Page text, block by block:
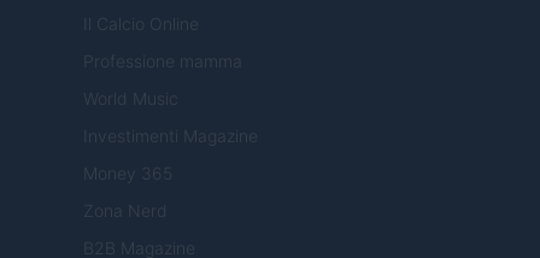
Il Calcio Online
Professione mamma
World Music
Investimenti Magazine
Money 365
Zona Nerd
B2B Magazine